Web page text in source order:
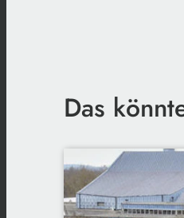
Das